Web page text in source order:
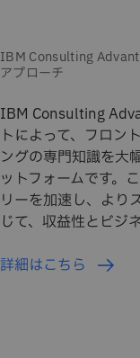
IBM Consulting
トによって、フロン
ングの専門知識を大
ットフォームです。
リーを加速し、より
じて、収益性とビジ
詳細はこちら